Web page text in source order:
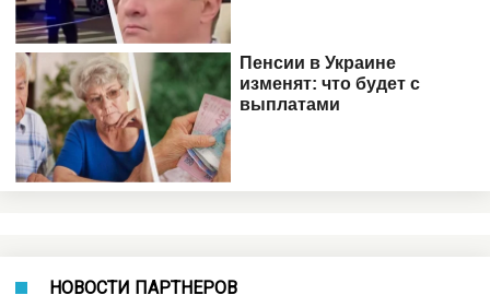
НОВОСТИ ПАРТНЕРОВ